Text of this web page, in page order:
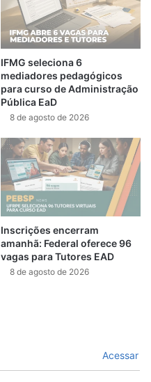
IFMG seleciona 6
mediadores pedagógicos
para curso de Administração
Pública EaD
8 de agosto de 2026
Inscrições encerram
amanhã: Federal oferece 96
vagas para Tutores EAD
8 de agosto de 2026
Acessar